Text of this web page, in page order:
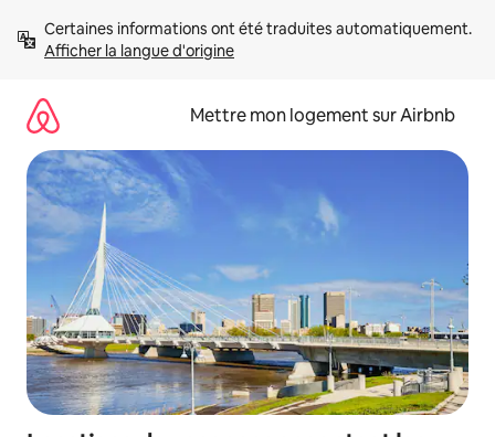
directement
Afficher la langue d'origine
Mettre mon logement sur Airbnb